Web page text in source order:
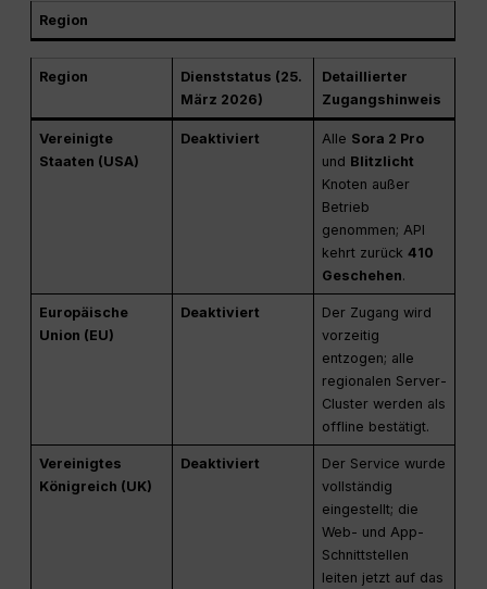
Region
Region
Dienststatus (25.
März 2026)
Detaillierter
Zugangshinweis
Vereinigte
Staaten (USA)
Deaktiviert Alle Sora 2 Pro
und Blitzlicht
Knoten außer
Betrieb
genommen; API
kehrt zurück 410
Geschehen.
Europäische
Union (EU)
Deaktiviert
Der Zugang wird
vorzeitig
entzogen; alle
regionalen Server-
Cluster werden als
offline bestätigt.
Vereinigtes
Königreich (UK)
Deaktiviert
Der Service wurde
vollständig
eingestellt; die
Web- und App-
Schnittstellen
leiten jetzt auf das